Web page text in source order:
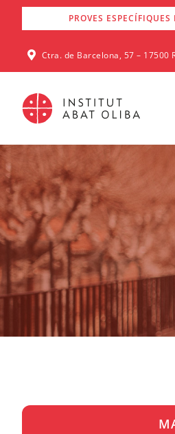
PROVES
Ctra. de Barcelona, 57 – 17500